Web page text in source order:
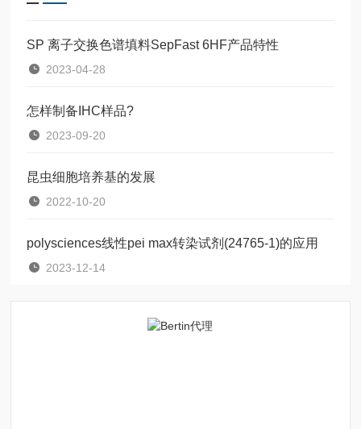
SP 离子交换色谱填料SepFast 6HF产品特性
2023-04-28
怎样制备IHC样品?
2023-09-20
昆虫细胞培养基的发展
2022-10-20
polysciences线性pei max转染试剂(24765-1)的应用
2023-12-14